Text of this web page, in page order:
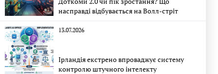
насправді відбувається на Волл-стріт
13.07.2026
Ірландія екстрено впроваджує систему
контролю штучного інтелекту